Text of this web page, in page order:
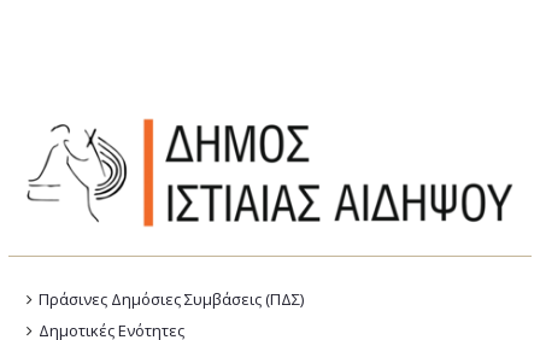
Πράσινες Δημόσιες Συμβάσεις (ΠΔΣ)
Δημοτικές Ενότητες